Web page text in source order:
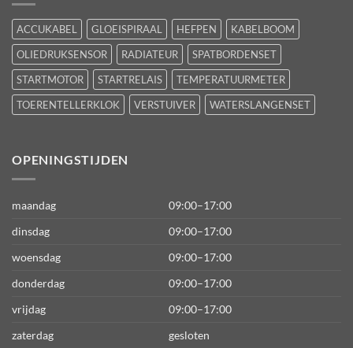
ACCUKABEL GLOEISPIRAAL HEFPEN
KABELBOOM
OLIEDRUKSENSOR
RADIATEUR
SPATBORDENSET
STARTMOTOR
STARTRELAIS
TEMPERATUURMETER
TOERENTELLERKLOK
VERSTUIVER WATERSLANGENSET
OPENINGSTIJDEN
maandag
09:00–17:00
dinsdag
09:00–17:00
woensdag
09:00–17:00
donderdag
09:00–17:00
vrijdag
09:00–17:00
zaterdag
gesloten